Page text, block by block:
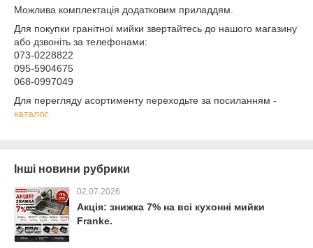
Можлива комплектація додатковим приладдям.
Для покупки гранітної мийки звертайтесь до нашого магазину
або дзвоніть за телефонами:
073-0228822
095-5904675
068-0997049
Для перегляду асортименту переходьте за посиланням -
каталог.
Інші новини рубрики
02.07.2026
Акція: знижка 7% на всі кухонні мийки
Franke.